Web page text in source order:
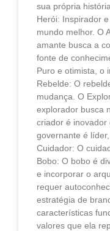
sua própria
Herói: Inspirador
mundo melhor. O
amante busca a
fonte de
Puro e otimista, o
Rebelde: O
mudança. O
explorador busca
criador é inovador
governante é
Cuidador: O
Bobo: O bobo é
e incorporar o
requer
estratégia de
características
valores que ela